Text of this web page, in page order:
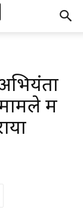
में